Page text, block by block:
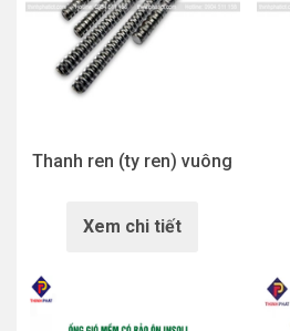
Thanh ren (ty ren) vuông
Xem chi tiết